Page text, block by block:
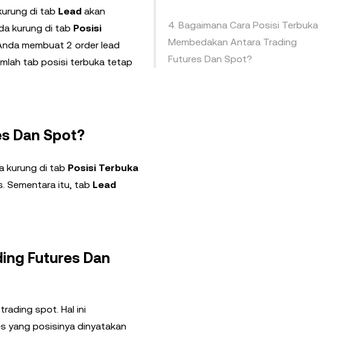
di tab Lead akan
kurung di tab Posisi
membuat 2 order lead
tab posisi terbuka tetap
Dan Spot?
kurung di tab Posisi Terbuka
Sementara itu, tab Lead
Futures Dan
spot. Hal ini
yang posisinya dinyatakan
4. Bagaimana Cara Posisi Terbuka
Membedakan Antara Trading
Futures Dan Spot?